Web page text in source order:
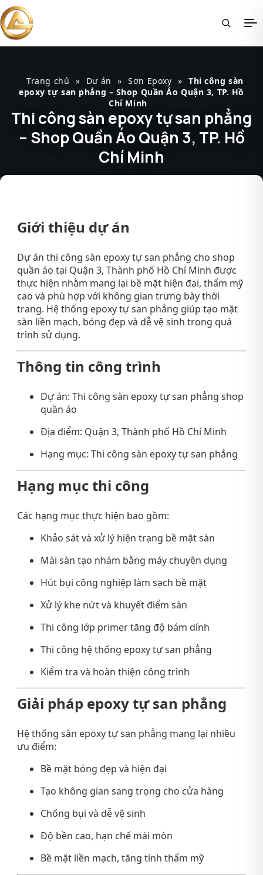
Trang chủ » Dự án » Sơn Epoxy » Thi công sàn
epoxy tự san phẳng – Shop Quần Áo Quận 3, TP. Hồ
Chí Minh
Thi công sàn epoxy tự san phẳng
– Shop Quần Áo Quận 3, TP. Hồ
Chí Minh
Giới thiệu dự án
Dự án thi công sàn epoxy tự san phẳng cho shop
quần áo tại Quận 3, Thành phố Hồ Chí Minh được
thực hiện nhằm mang lại bề mặt hiện đại, thẩm mỹ
cao và phù hợp với không gian trưng bày thời
trang. Hệ thống epoxy tự san phẳng giúp tạo mặt
sàn liền mạch, bóng đẹp và dễ vệ sinh trong quá
trình sử dụng.
Thông tin công trình
Dự án: Thi công sàn epoxy tự san phẳng shop
quần áo
Địa điểm: Quận 3, Thành phố Hồ Chí Minh
Hạng mục: Thi công sàn epoxy tự san phẳng
Hạng mục thi công
Các hạng mục thực hiện bao gồm:
Khảo sát và xử lý hiện trạng bề mặt sàn
Mài sàn tạo nhám bằng máy chuyên dụng
Hút bụi công nghiệp làm sạch bề mặt
Xử lý khe nứt và khuyết điểm sàn
Thi công lớp primer tăng độ bám dính
Thi công hệ thống epoxy tự san phẳng
Kiểm tra và hoàn thiện công trình
Giải pháp epoxy tự san phẳng
Hệ thống sàn epoxy tự san phẳng mang lại nhiều
ưu điểm:
Bề mặt bóng đẹp và hiện đại
Tạo không gian sang trọng cho cửa hàng
Chống bụi và dễ vệ sinh
Độ bền cao, hạn chế mài mòn
Bề mặt liền mạch, tăng tính thẩm mỹ